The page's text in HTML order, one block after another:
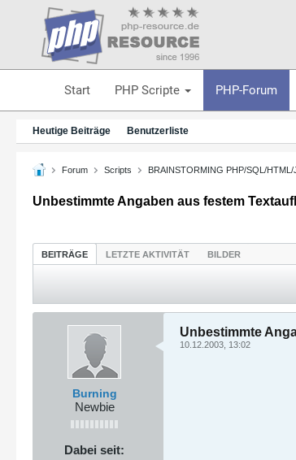
Start PHP Scripte PHP-Forum
Heutige Beiträge Benutzerliste
Forum Scripts BRAINSTORMING PHP/SQL/HTML/
Unbestimmte Angaben aus festem
BEITRÄGE LETZTE AKTIVITÄT BILDER
Burning
Newbie
Dabei seit:
Unbestimmte
10.12.2003, 13:02